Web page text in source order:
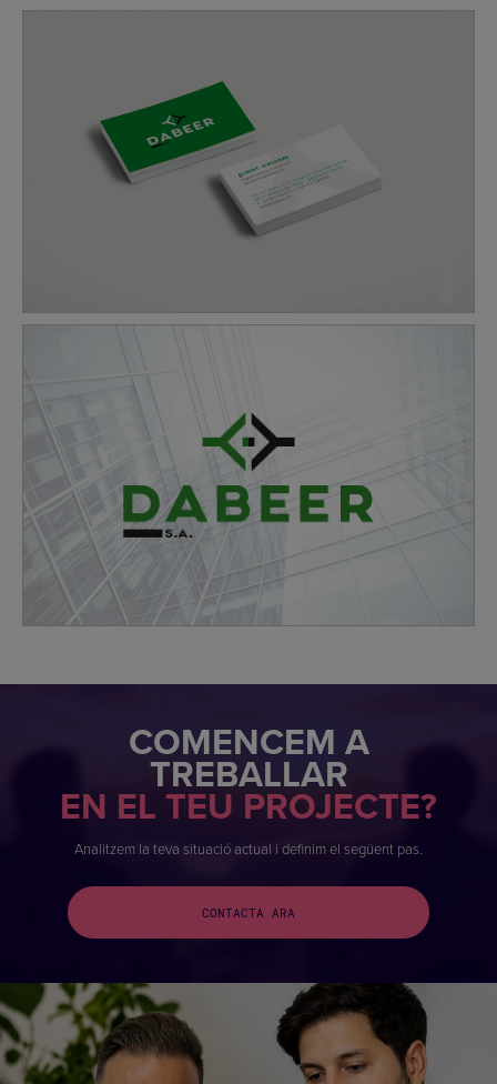
COMENCEM A
TREBALLAR
EN EL TEU PROJECTE?
Analitzem la teva situació actual i definim el següent pas.
CONTACTA ARA